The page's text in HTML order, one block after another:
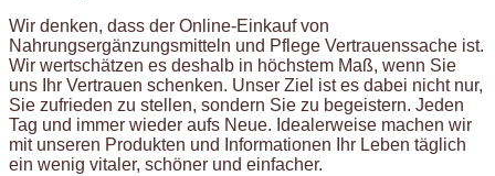
Wir denken, dass der Online-Einkauf von
Nahrungsergänzungsmitteln und Pflege Vertrauenssache ist.
Wir wertschätzen es deshalb in höchstem Maß, wenn Sie
uns Ihr Vertrauen schenken. Unser Ziel ist es dabei nicht nur,
Sie zufrieden zu stellen, sondern Sie zu begeistern. Jeden
Tag und immer wieder aufs Neue. Idealerweise machen wir
mit unseren Produkten und Informationen Ihr Leben täglich
ein wenig vitaler, schöner und einfacher.